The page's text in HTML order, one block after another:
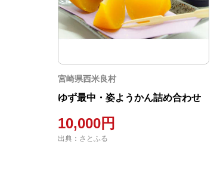
宮崎県西米良村
ゆず最中・姿ようかん詰め合わせ
10,000円
出典：さとふる